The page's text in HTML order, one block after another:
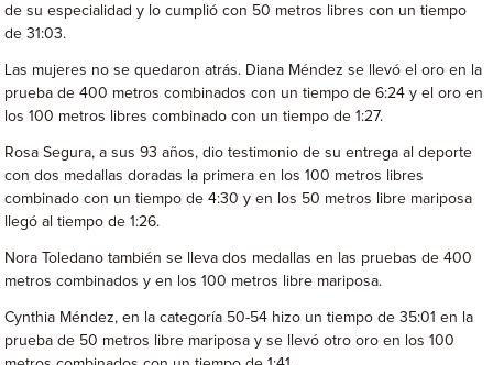
de su especialidad y lo cumplió con 50 metros libres con un tiempo
de 31:03.
Las mujeres no se quedaron atrás. Diana Méndez se llevó el oro en la
prueba de 400 metros combinados con un tiempo de 6:24 y el oro en
los 100 metros libres combinado con un tiempo de 1:27.
Rosa Segura, a sus 93 años, dio testimonio de su entrega al deporte
con dos medallas doradas la primera en los 100 metros libres
combinado con un tiempo de 4:30 y en los 50 metros libre mariposa
llegó al tiempo de 1:26.
Nora Toledano también se lleva dos medallas en las pruebas de 400
metros combinados y en los 100 metros libre mariposa.
Cynthia Méndez, en la categoría 50-54 hizo un tiempo de 35:01 en la
prueba de 50 metros libre mariposa y se llevó otro oro en los 100